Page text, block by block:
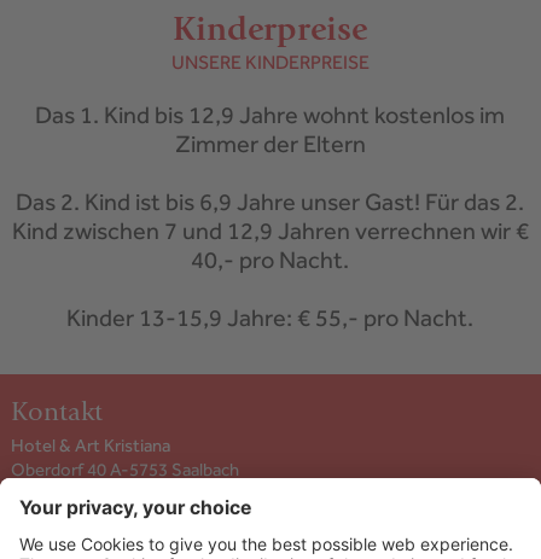
Kinderpreise
UNSERE KINDERPREISE
Das 1. Kind bis 12,9 Jahre wohnt kostenlos im
Zimmer der Eltern
Das 2. Kind ist bis 6,9 Jahre unser Gast! Für das 2.
Kind zwischen 7 und 12,9 Jahren verrechnen wir €
40,- pro Nacht.
Kinder 13-15,9 Jahre: € 55,- pro Nacht.
Kontakt
Hotel & Art Kristiana
Oberdorf 40 A-5753 Saalbach
info@kristiana.at
ANREISE ANZEIGEN